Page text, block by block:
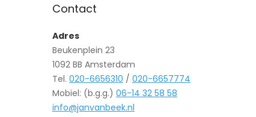
Contact
Adres
Beukenplein 23
1092 BB Amsterdam
Tel. 020-6656310 / 020-6657774
Mobiel: (b.g.g.) 06-14 32 58 58
info@janvanbeek.nl